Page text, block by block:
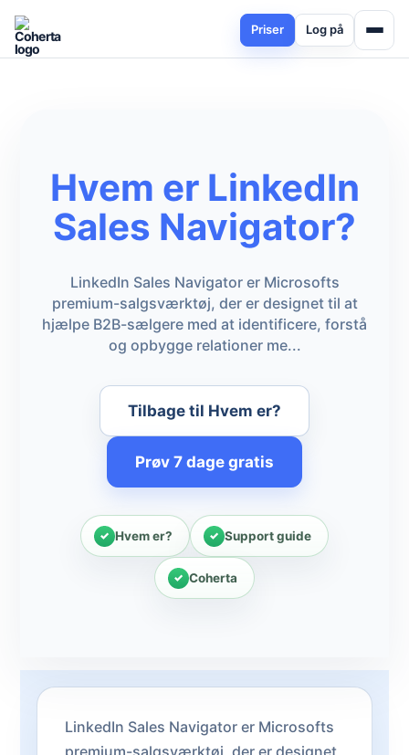
Priser Log på
Hvem er LinkedIn
Sales Navigator?
LinkedIn Sales Navigator er Microsofts
premium-salgsværktøj, der er designet til at
hjælpe B2B-sælgere med at identificere, forstå
og opbygge relationer me...
Tilbage til Hvem er?
Prøv 7 dage gratis
Hvem er? Support guide
Coherta
LinkedIn Sales Navigator er Microsofts
premium-salgsværktøj, der er designet